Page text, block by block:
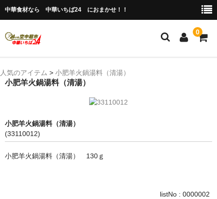
中華食材なら 中華いちば24 におまかせ！！
0
ホーム
商品ジャンル別
冷凍 肉類＆点心
人気のアイテム > 小肥羊火鍋湯料（清湯）
小肥羊火鍋湯料（清湯）
小肥羊火鍋湯料（清湯）
(33110012)
小肥羊火鍋湯料（清湯） 130ｇ
listNo : 0000002